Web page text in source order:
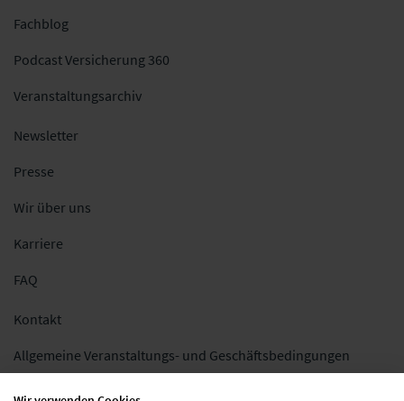
Fachblog
Podcast Versicherung 360
Veranstaltungsarchiv
Newsletter
Presse
Wir über uns
Karriere
FAQ
Kontakt
Allgemeine Veranstaltungs- und Geschäftsbedingungen
Impressum